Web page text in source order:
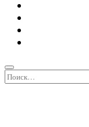
Найти: